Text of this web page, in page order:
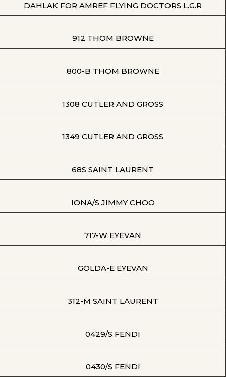
DAHLAK FOR AMREF FLYING DOCTORS L.G.R
912 THOM BROWNE
800-B THOM BROWNE
1308 CUTLER AND GROSS
1349 CUTLER AND GROSS
68S SAINT LAURENT
IONA/S JIMMY CHOO
717-W EYEVAN
GOLDA-E EYEVAN
312-M SAINT LAURENT
0429/S FENDI
0430/S FENDI